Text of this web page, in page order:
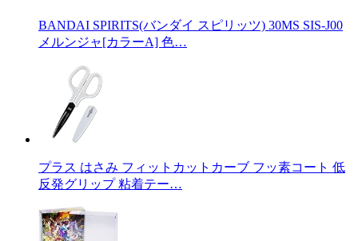
BANDAI SPIRITS(バンダイ スピリッツ) 30MS SIS-J00
メルンジャ[カラーA] 色…
プラス はさみ フィットカットカーブ フッ素コート 低
反発グリップ 粘着テー…